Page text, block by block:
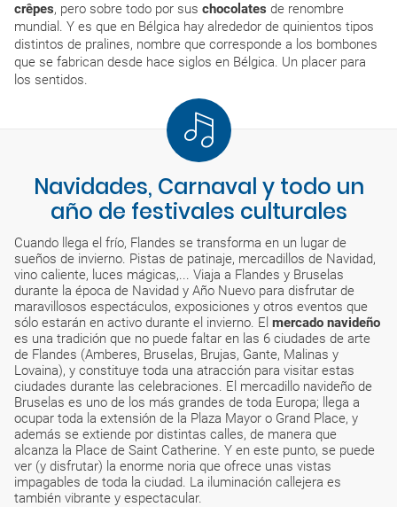
crêpes, pero sobre todo por sus chocolates de renombre
mundial. Y es que en Bélgica hay alrededor de quinientos tipos
distintos de pralines, nombre que corresponde a los bombones
que se fabrican desde hace siglos en Bélgica. Un placer para
los sentidos.
Navidades, Carnaval y todo un
año de festivales culturales
Cuando llega el frío, Flandes se transforma en un lugar de
sueños de invierno. Pistas de patinaje, mercadillos de Navidad,
vino caliente, luces mágicas,... Viaja a Flandes y Bruselas
durante la época de Navidad y Año Nuevo para disfrutar de
maravillosos espectáculos, exposiciones y otros eventos que
sólo estarán en activo durante el invierno. El mercado navideño
es una tradición que no puede faltar en las 6 ciudades de arte
de Flandes (Amberes, Bruselas, Brujas, Gante, Malinas y
Lovaina), y constituye toda una atracción para visitar estas
ciudades durante las celebraciones. El mercadillo navideño de
Bruselas es uno de los más grandes de toda Europa; llega a
ocupar toda la extensión de la Plaza Mayor o Grand Place, y
además se extiende por distintas calles, de manera que
alcanza la Place de Saint Catherine. Y en este punto, se puede
ver (y disfrutar) la enorme noria que ofrece unas vistas
impagables de toda la ciudad. La iluminación callejera es
también vibrante y espectacular.